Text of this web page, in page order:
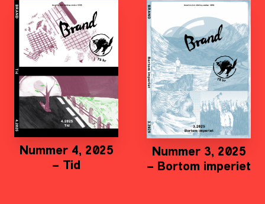
Nummer 4, 2025
– Tid
Nummer 3, 2025
– Bortom imperiet